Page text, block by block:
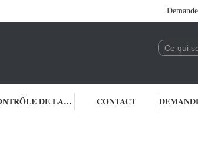
CONTRÔLE DE LA QUALITÉ CONTACT